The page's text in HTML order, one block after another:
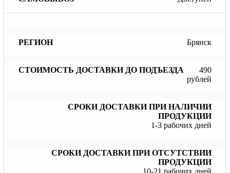
Брянск
490
рублей
1-3 рабочих дней